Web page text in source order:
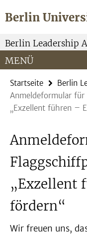
direkt
Inhalt
Berlin
Service-
Navigation
Berlin Leadership
MENÜ
Startseite Berlin
Anmeldeformular für
„Exzellent führen –
„Exzellent
fördern“
Wir freuen uns,